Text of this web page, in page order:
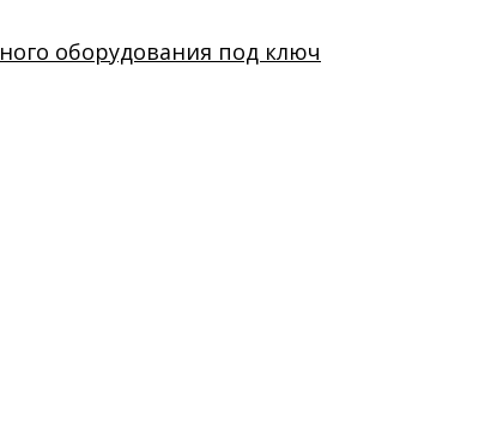
оборудования под ключ